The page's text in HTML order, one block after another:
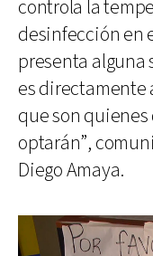
controla la
desinfección en
presenta alguna
es directamente
que son
optarán”,
Diego Amaya.